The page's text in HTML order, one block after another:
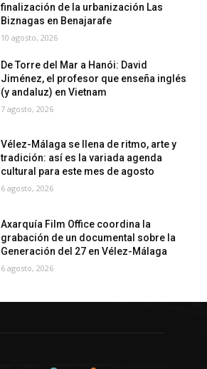
finalización de la urbanización Las
Biznagas en Benajarafe
10 agosto, 2026
De Torre del Mar a Hanói: David
Jiménez, el profesor que enseña inglés
(y andaluz) en Vietnam
7 agosto, 2026
Vélez-Málaga se llena de ritmo, arte y
tradición: así es la variada agenda
cultural para este mes de agosto
6 agosto, 2026
Axarquía Film Office coordina la
grabación de un documental sobre la
Generación del 27 en Vélez-Málaga
6 agosto, 2026